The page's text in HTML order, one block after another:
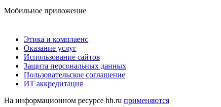
Мобильное приложение
Этика и комплаенс
Оказание услуг
Использование сайтов
Защита персональных данных
Пользовательское соглашение
ИТ аккредитация
На информационном ресурсе hh.ru применяются